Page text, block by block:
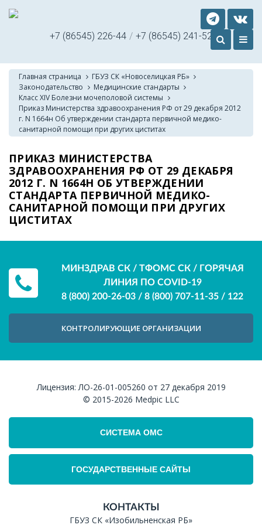
+7 (86545) 226-44 / +7 (86545) 241-52
Главная страница
ГБУЗ СК «Новоселицкая РБ»
Законодательство
Медицинские стандарты
Класс XIV Болезни мочеполовой системы
Приказ Министерства здравоохранения РФ от 29 декабря 2012
г. N 1664н Об утверждении стандарта первичной медико-
санитарной помощи при других циститах
ПРИКАЗ МИНИСТЕРСТВА
ЗДРАВООХРАНЕНИЯ РФ ОТ 29 ДЕКАБРЯ
2012 Г. N 1664Н ОБ УТВЕРЖДЕНИИ
СТАНДАРТА ПЕРВИЧНОЙ МЕДИКО-
САНИТАРНОЙ ПОМОЩИ ПРИ ДРУГИХ
ЦИСТИТАХ
МИНЗДРАВ СК / ТФОМС СК / ГОРЯЧАЯ
ЛИНИЯ ПО COVID-19
8 (800) 200-26-03 / 8 (800) 707-11-35 / 122
КОНТРОЛИРУЮЩИЕ ОРГАНИЗАЦИИ
Лицензия:ЛО-26-01-005260 от 27 декабря 2019
© 2015-2026 Medpic LLC
СИСТЕМА ОМС
ГОСУДАРСТВЕННЫЕ САЙТЫ
КОНТАКТЫ
ГБУЗ СК «Изобильненская РБ»